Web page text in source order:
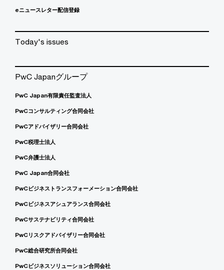
eニュースレター配信登録
Today's issues
PwC Japanグループ
PwC Japan有限責任監査法人
PwCコンサルティング合同会社
PwCアドバイザリー合同会社
PwC税理士法人
PwC弁護士法人
PwC Japan合同会社
PwCビジネストランスフォーメーション合同会社
PwCビジネスアシュアランス合同会社
PwCサステナビリティ合同会社
PwCリスクアドバイザリー合同会社
PwC総合研究所合同会社
PwCビジネスソリューション合同会社